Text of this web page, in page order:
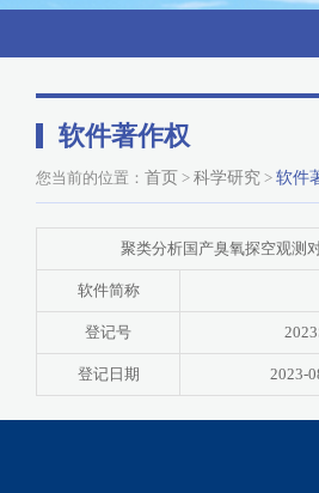
软件著作权
您当前的位置： 首页 > 科学研究 > 软件
聚类分析国产臭氧探空观测
软件简称
登记号
登记日期 2023-